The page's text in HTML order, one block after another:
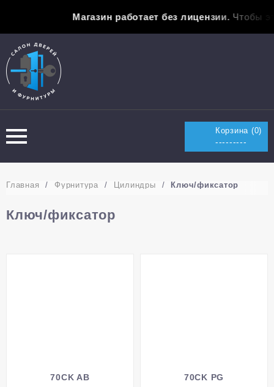
Магазин работает без лицензии.Чтобы
Корзина (0)
---------
Главная / Фурнитура / Цилиндры / Ключ/фиксатор
Ключ/фиксатор
70CK AB 70CK PG